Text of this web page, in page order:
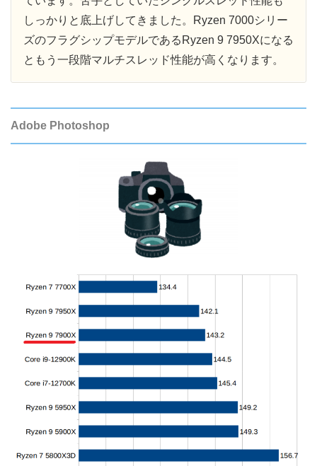
しっかりと底上げしてきました。Ryzen 7000シリー
ズのフラグシップモデルであるRyzen 9 7950Xになる
ともう一段階マルチスレッド性能が高くなります。
Adobe Photoshop